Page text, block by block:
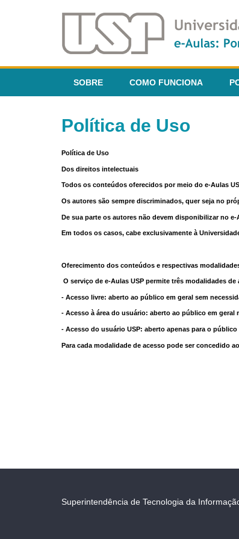
SOBRE COMO FUNCIONA
Política de Uso
Política de Uso
Dos direitos intelectuais
Todos os conteúdos oferecidos por meio do e-Aulas
Os autores são sempre discriminados, quer seja no
De sua parte os autores não devem disponibilizar no
Em todos os casos, cabe exclusivamente à
Oferecimento dos conteúdos e respectivas
O serviço de e-Aulas USP permite três modalidades de
- Acesso livre: aberto ao público em geral sem
- Acesso à área do usuário: aberto ao público em
- Acesso do usuário USP: aberto apenas para o
Para cada modalidade de acesso pode ser concedido
Superintendência de Tecnologia da